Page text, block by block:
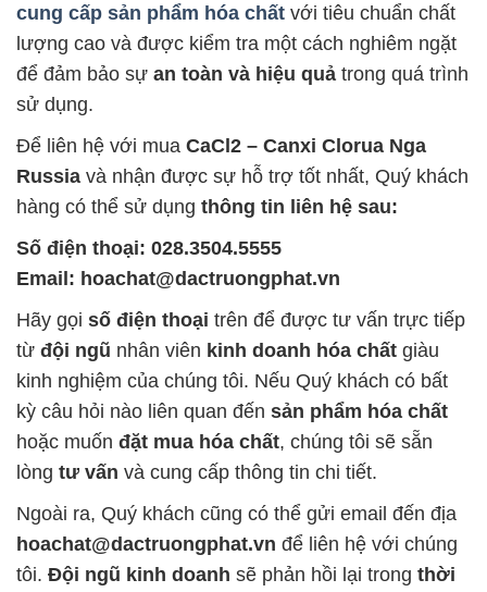
cung cấp sản phẩm hóa chất với tiêu chuẩn chất
lượng cao và được kiểm tra một cách nghiêm ngặt
để đảm bảo sự an toàn và hiệu quả trong quá trình
sử dụng.
Để liên hệ với mua CaCl2 – Canxi Clorua Nga
Russia và nhận được sự hỗ trợ tốt nhất, Quý khách
hàng có thể sử dụng thông tin liên hệ sau:
Số điện thoại: 028.3504.5555
Email: hoachat@dactruongphat.vn
Hãy gọi số điện thoại trên để được tư vấn trực tiếp
từ đội ngũ nhân viên kinh doanh hóa chất giàu
kinh nghiệm của chúng tôi. Nếu Quý khách có bất
kỳ câu hỏi nào liên quan đến sản phẩm hóa chất
hoặc muốn đặt mua hóa chất, chúng tôi sẽ sẵn
lòng tư vấn và cung cấp thông tin chi tiết.
Ngoài ra, Quý khách cũng có thể gửi email đến địa
hoachat@dactruongphat.vn để liên hệ với chúng
tôi. Đội ngũ kinh doanh sẽ phản hồi lại trong thời